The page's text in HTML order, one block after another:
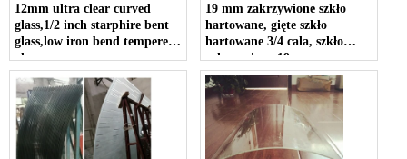
12mm ultra clear curved
glass,1/2 inch starphire bent
glass,low iron bend tempered
glass
19 mm zakrzywione szkło
hartowane, gięte szkło
hartowane 3/4 cala, szkło
zakrzywione 19 mm